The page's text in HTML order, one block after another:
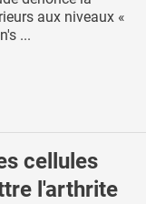
aux niveaux «
...
cellules
l'arthrite